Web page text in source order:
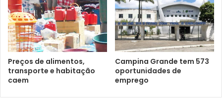
Preços de alimentos,
transporte e habitação
caem
Campina Grande tem 573
oportunidades de
emprego